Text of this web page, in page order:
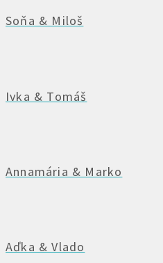
Soňa & Miloš
Ivka & Tomáš
Annamária & Marko
Aďka & Vlado